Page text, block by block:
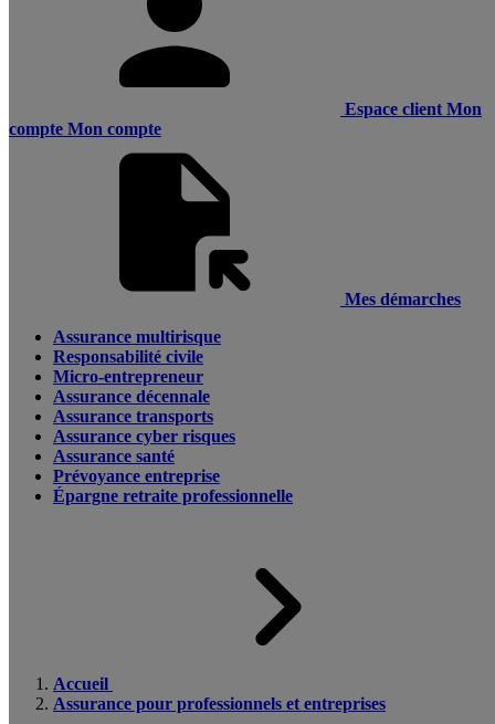
Espace client Mon
compte Mon compte
Mes démarches
Assurance multirisque
Responsabilité civile
Micro-entrepreneur
Assurance décennale
Assurance transports
Assurance cyber risques
Assurance santé
Prévoyance entreprise
Épargne retraite professionnelle
Accueil
Assurance pour professionnels et entreprises